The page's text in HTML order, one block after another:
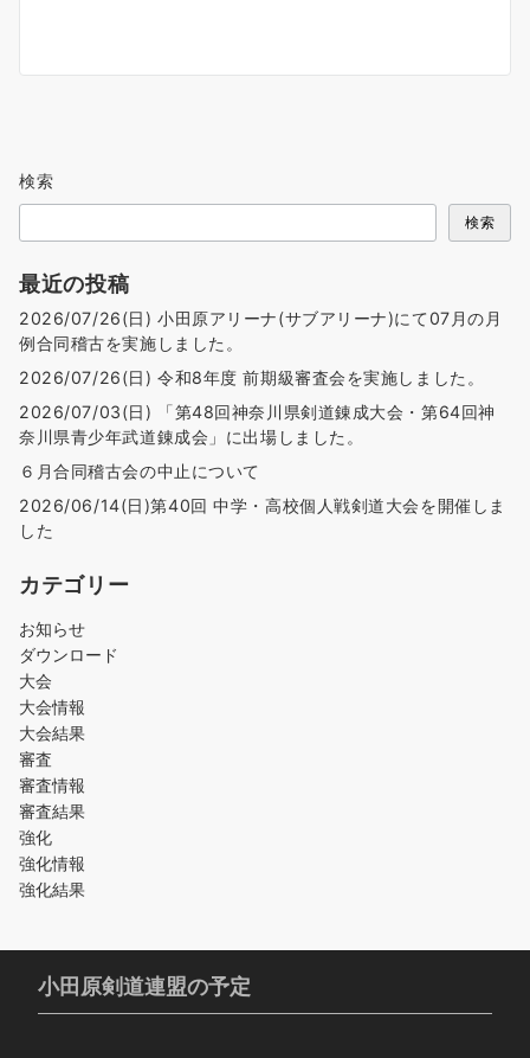
検索
検索
最近の投稿
2026/07/26(日) 小田原アリーナ(サブアリーナ)にて07月の月
例合同稽古を実施しました。
2026/07/26(日) 令和8年度 前期級審査会を実施しました。
2026/07/03(日) 「第48回神奈川県剣道錬成大会・第64回神
奈川県青少年武道錬成会」に出場しました。
６月合同稽古会の中止について
2026/06/14(日)第40回 中学・高校個人戦剣道大会を開催しま
した
カテゴリー
お知らせ
ダウンロード
大会
大会情報
大会結果
審査
審査情報
審査結果
強化
強化情報
強化結果
小田原剣道連盟の予定